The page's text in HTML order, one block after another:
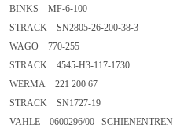
BINKS MF-6-100
STRACK SN2805-26-200-38-3
WAGO 770-255
STRACK 4545-H3-117-1730
WERMA 221 200 67
STRACK SN1727-19
VAHLE 0600296/00